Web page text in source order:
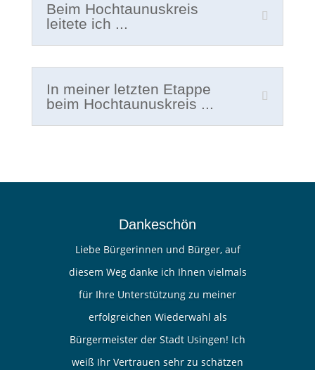
Beim Hochtaunuskreis
leitete ich ...
In meiner letzten Etappe
beim Hochtaunuskreis ...
Dankeschön
Liebe Bürgerinnen und Bürger, auf
diesem Weg danke ich Ihnen vielmals
für Ihre Unterstützung zu meiner
erfolgreichen Wiederwahl als
Bürgermeister der Stadt Usingen! Ich
weiß Ihr Vertrauen sehr zu schätzen